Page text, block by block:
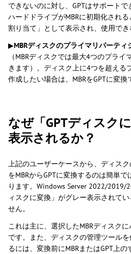
できないのに対し、GPTはサポート
ハードドライブがMBRに初期化され
割り当て」として表示され、使用でき
▶MBRディスクのプライマリパーテ
（MBRディスクでは最大4つのプラ
きます）。ディスク上に4つを超える
作成したい場合は、MBRをGPTに変換
なぜ「GPTディスク
表示されるか？
上記のユーザーケースから、ディス
をMBRからGPTに変換するのは簡単
ります。Windows Server 2022/2019/
ィスクに変換」がグレー表示されて
せん。
これは主に、選択したMBRディスク
です。また、ディスクの管理ツールを
るには、変換前にMBRまたはGPT上